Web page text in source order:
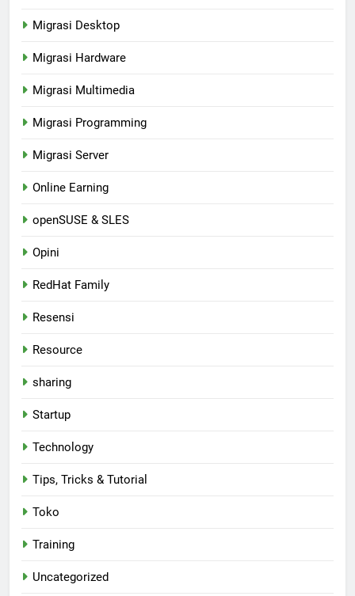
Migrasi Desktop
Migrasi Hardware
Migrasi Multimedia
Migrasi Programming
Migrasi Server
Online Earning
openSUSE & SLES
Opini
RedHat Family
Resensi
Resource
sharing
Startup
Technology
Tips, Tricks & Tutorial
Toko
Training
Uncategorized